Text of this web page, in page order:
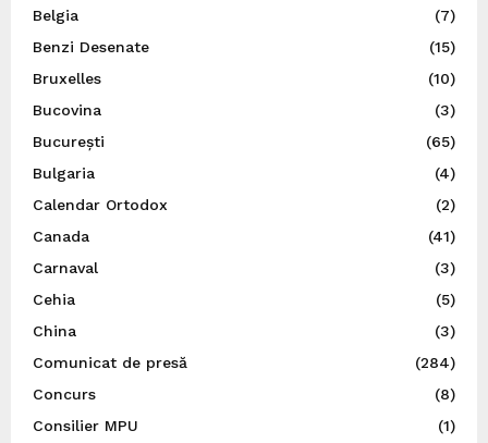
Belgia
(7)
Benzi Desenate
(15)
Bruxelles
(10)
Bucovina
(3)
București
(65)
Bulgaria
(4)
Calendar Ortodox
(2)
Canada
(41)
Carnaval
(3)
Cehia
(5)
China
(3)
Comunicat de presă
(284)
Concurs
(8)
Consilier MPU
(1)